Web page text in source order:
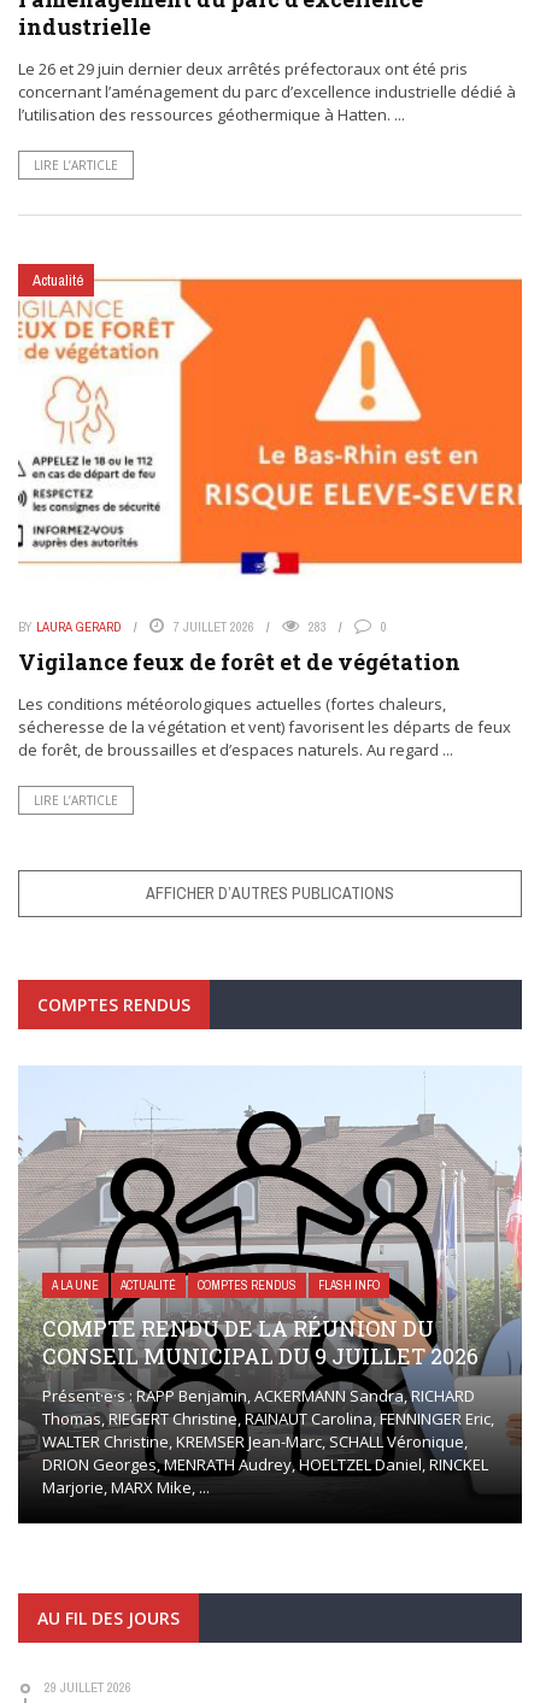
industrielle
Le 26 et 29 juin dernier deux arrêtés préfectoraux ont été pris
concernant l’aménagement du parc d’excellence industrielle dédié à
l’utilisation des ressources géothermique à Hatten. ...
LIRE L’ARTICLE
Actualité
BY LAURA GERARD 7 JUILLET 2026 283 0
Vigilance feux de forêt et de végétation
Les conditions météorologiques actuelles (fortes chaleurs,
sécheresse de la végétation et vent) favorisent les départs de feux
de forêt, de broussailles et d’espaces naturels. Au regard ...
LIRE L’ARTICLE
AFFICHER D’AUTRES PUBLICATIONS
COMPTES RENDUS
A LA UNE ACTUALITÉ COMPTES RENDUS FLASH INFO
COMPTE RENDU DE LA RÉUNION DU
CONSEIL MUNICIPAL DU 9 JUILLET 2026
Présent·e·s : RAPP Benjamin, ACKERMANN Sandra, RICHARD
Thomas, RIEGERT Christine, RAINAUT Carolina, FENNINGER Eric,
WALTER Christine, KREMSER Jean-Marc, SCHALL Véronique,
DRION Georges, MENRATH Audrey, HOELTZEL Daniel, RINCKEL
Marjorie, MARX Mike, ...
AU FIL DES JOURS
29 JUILLET 2026